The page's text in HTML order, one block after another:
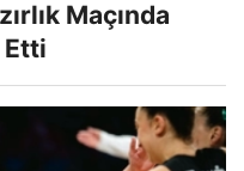
Maçında
Etti